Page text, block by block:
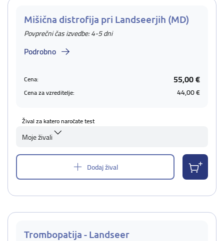
Mišična distrofija pri Landseerjih (MD)
Povprečni čas izvedbe: 4-5 dni
Podrobno
Cena: 55,00 €
Cena za vzreditelje: 44,00 €
Žival za katero naročate test
Moje živali
Dodaj žival
Trombopatija - Landseer